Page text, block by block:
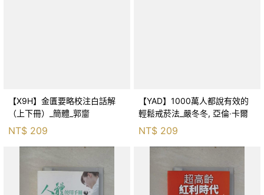
【X9H】金匱要略校注白話解
（上下冊）_簡體_郭齏
NT$ 209
【YAD】1000萬人都說有效的
輕鬆戒菸法_嚴冬冬, 亞倫‧卡爾
NT$ 209